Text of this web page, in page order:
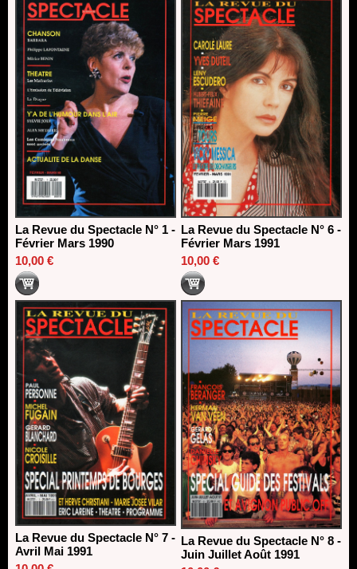
La Revue du Spectacle N° 1 -
Février Mars 1990
10,00 €
La Revue du Spectacle N° 6 -
Février Mars 1991
10,00 €
La Revue du Spectacle N° 7 -
Avril Mai 1991
La Revue du Spectacle N° 8 -
Juin Juillet Août 1991